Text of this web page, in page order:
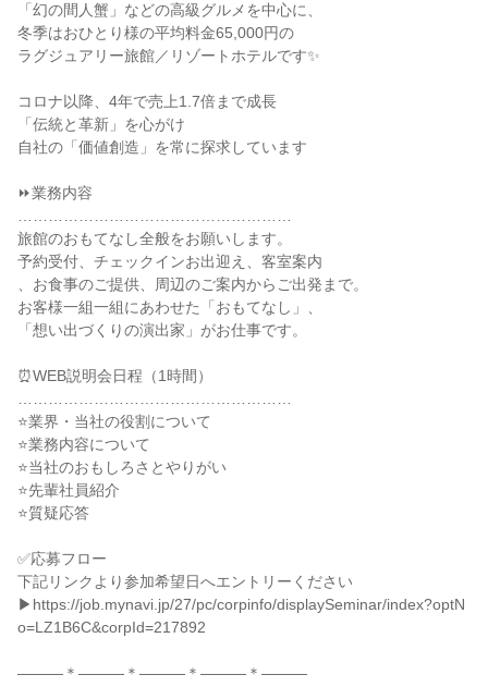
「幻の間人蟹」などの高級グルメを中心に、
冬季はおひとり様の平均料金65,000円の
ラグジュアリー旅館／リゾートホテルです✨
コロナ以降、4年で売上1.7倍まで成長
「伝統と革新」を心がけ
自社の「価値創造」を常に探求しています
⏩業務内容
旅館のおもてなし全般をお願いします。
予約受付、チェックインお出迎え、客室案内
、お食事のご提供、周辺のご案内からご出発まで。
お客様一組一組にあわせた「おもてなし」、
「想い出づくりの演出家」がお仕事です。
⏰WEB説明会日程（1時間）
⭐業界・当社の役割について
⭐業務内容について
⭐当社のおもしろさとやりがい
⭐先輩社員紹介
⭐質疑応答
✅応募フロー
下記リンクより参加希望日へエントリーください
▶https://job.mynavi.jp/27/pc/corpinfo/displaySeminar/index?optN
o=LZ1B6C&corpId=217892
―――＊―――＊―――＊―――＊―――